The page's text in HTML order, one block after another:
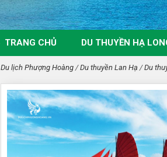
TRANG CHỦ DU THUYỀN HẠ
Du lịch Phượng Hoàng / Du thuyền Lan Hạ / Du